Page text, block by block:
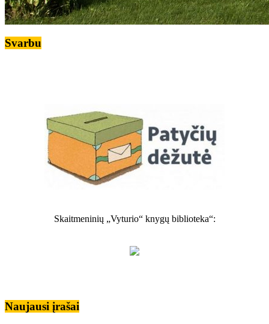
Svarbu
Skaitmeninių „Vyturio“ knygų biblioteka“:
Naujausi įrašai